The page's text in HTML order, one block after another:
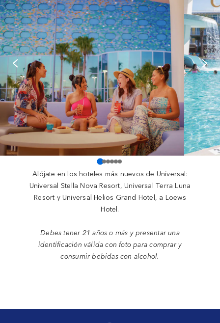
Alójate en los hoteles más nuevos de Universal:
Universal Stella Nova Resort, Universal Terra Luna
Resort y Universal Helios Grand Hotel, a Loews
Hotel.
Debes tener 21 años o más y presentar una
identificación válida con foto para comprar y
consumir bebidas con alcohol.